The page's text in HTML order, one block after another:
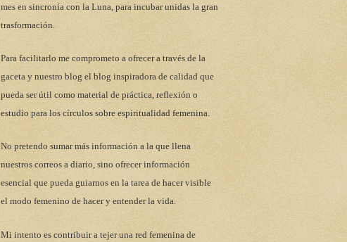
mes en sincronía con la Luna, para incubar unidas la gran
trasformación.
Para facilitarlo me comprometo a ofrecer a través de la
gaceta y nuestro blog el blog inspiradora de calidad que
pueda ser útil como material de práctica, reflexión o
estudio para los círculos sobre espiritualidad femenina.
No pretendo sumar más información a la que llena
nuestros correos a diario, sino ofrecer información
esencial que pueda guiarnos en la tarea de hacer visible
el modo femenino de hacer y entender la vida.
Mi intento es contribuir a tejer una red femenina de